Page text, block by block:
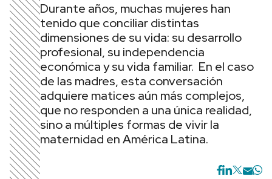
Durante años, muchas mujeres han
tenido que conciliar distintas
dimensiones de su vida: su desarrollo
profesional, su independencia
económica y su vida familiar. En el caso
de las madres, esta conversación
adquiere matices aún más complejos,
que no responden a una única realidad,
sino a múltiples formas de vivir la
maternidad en América Latina.